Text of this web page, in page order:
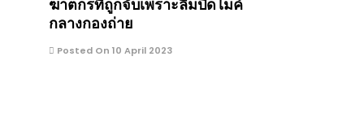
ฆาตกรที่ถูกจับเพราะลืมปิดไมค์
กลางกองถ่าย
Posted On 10 April 2023